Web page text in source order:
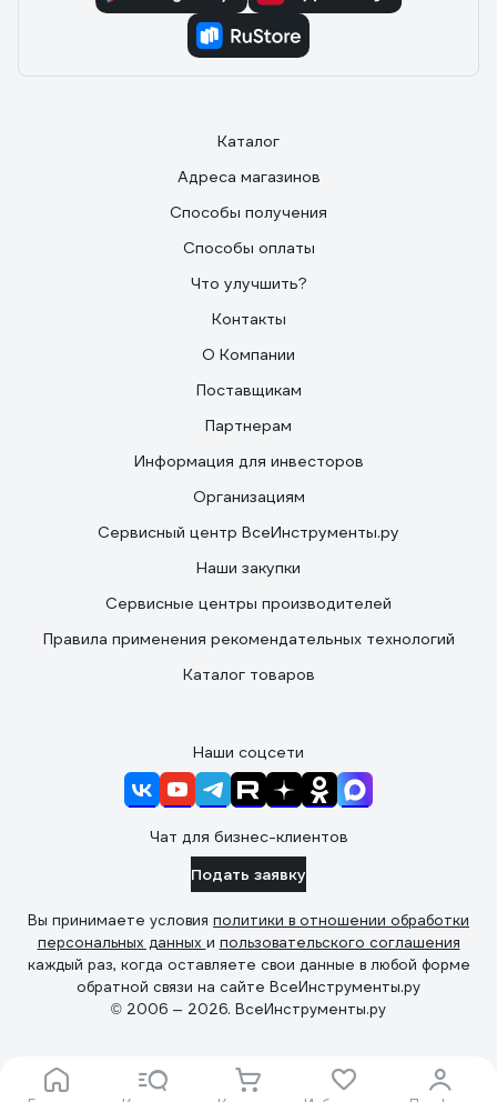
Каталог
Адреса магазинов
Способы получения
Способы оплаты
Что улучшить?
Контакты
О Компании
Поставщикам
Партнерам
Информация для инвесторов
Организациям
Сервисный центр ВсеИнструменты.ру
Наши закупки
Сервисные центры производителей
Правила применения рекомендательных технологий
Каталог товаров
Наши соцсети
Чат для бизнес-клиентов
Подать заявку
Вы принимаете условия политики в отношении обработки
персональных данных и пользовательского соглашения
каждый раз, когда оставляете свои данные в любой форме
обратной связи на сайте ВсеИнструменты.ру
© 2006 — 2026. ВсеИнструменты.ру